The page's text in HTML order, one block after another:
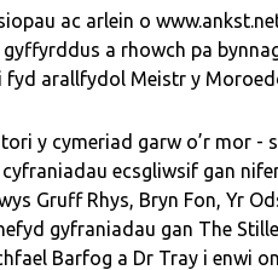
ac arlein o
a rhowch pa
fyd arallfydol Meistr y
y cymeriad garw o’r mor -
ecsgliwsif gan
Gruff Rhys, Bryn Fon, Yr
gyfraniadau gan The
Barfog a Dr Tray i enwi